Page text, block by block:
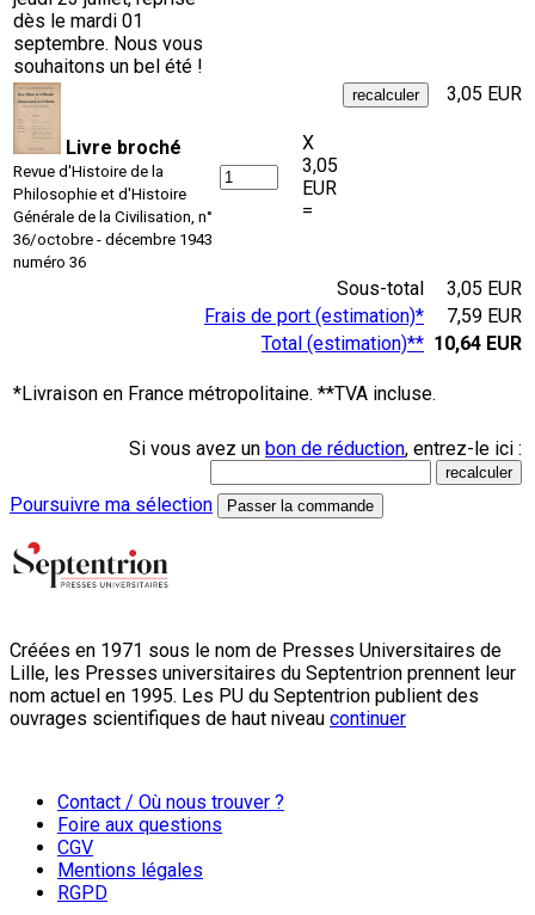
dès le mardi 01
septembre. Nous vous
souhaitons un bel été !
Livre broché
Revue d'Histoire de la
Philosophie et d'Histoire
Générale de la Civilisation, n°
36/octobre - décembre 1943
numéro 36
X
3,05
EUR
=
3,05 EUR
Sous-total
3,05 EUR
Frais de port (estimation)*
7,59 EUR
Total (estimation)** 10,64 EUR
*Livraison en France métropolitaine. **TVA incluse.
Si vous avez un bon de réduction, entrez-le ici :
Poursuivre ma sélection Passer la commande
Créées en 1971 sous le nom de Presses Universitaires de
Lille, les Presses universitaires du Septentrion prennent leur
nom actuel en 1995. Les PU du Septentrion publient des
ouvrages scientifiques de haut niveau continuer
Contact / Où nous trouver ?
Foire aux questions
CGV
Mentions légales
RGPD